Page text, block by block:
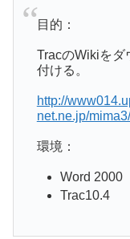
目的：
TracのWikiをダ
付ける。
http://
net.ne.jp/
環境：
Word 2000
Trac10.4